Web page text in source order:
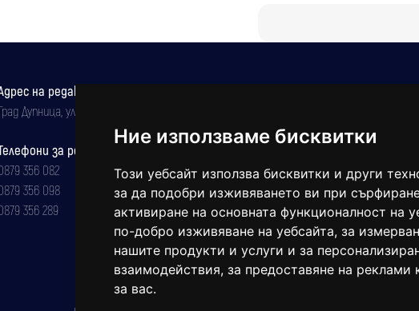
Ние използваме бисквитки
Този уебсайт използва бисквитки и други
за да подобри изживяването ви при
активиране на основната функционалност на
по-добро изживяване на уебсайта, за
нашите продукти и услуги и за
взаимодействия, за предоставяне на
за вас.
на редакцията
Дупница, ул.''Христо Ботев" 43
за реклама и абонаменти
356 082
356 098
356 289
balgarkanews@gmail.com